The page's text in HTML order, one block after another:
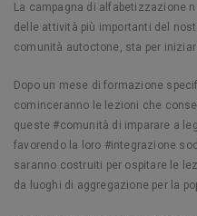
La campagna di alfabetizzazione
delle attività più importanti del
comunità autoctone, sta per
Dopo un mese di formazione
cominceranno le lezioni che
queste #comunità di imparare a
favorendo la loro #integrazione
saranno costruiti per ospitare le
da luoghi di aggregazione per la